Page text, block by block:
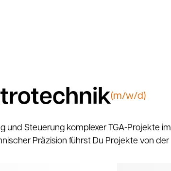
(m/w/d)
und Steuerung komplexer TGA-Projekte im
Präzision führst Du Projekte von der